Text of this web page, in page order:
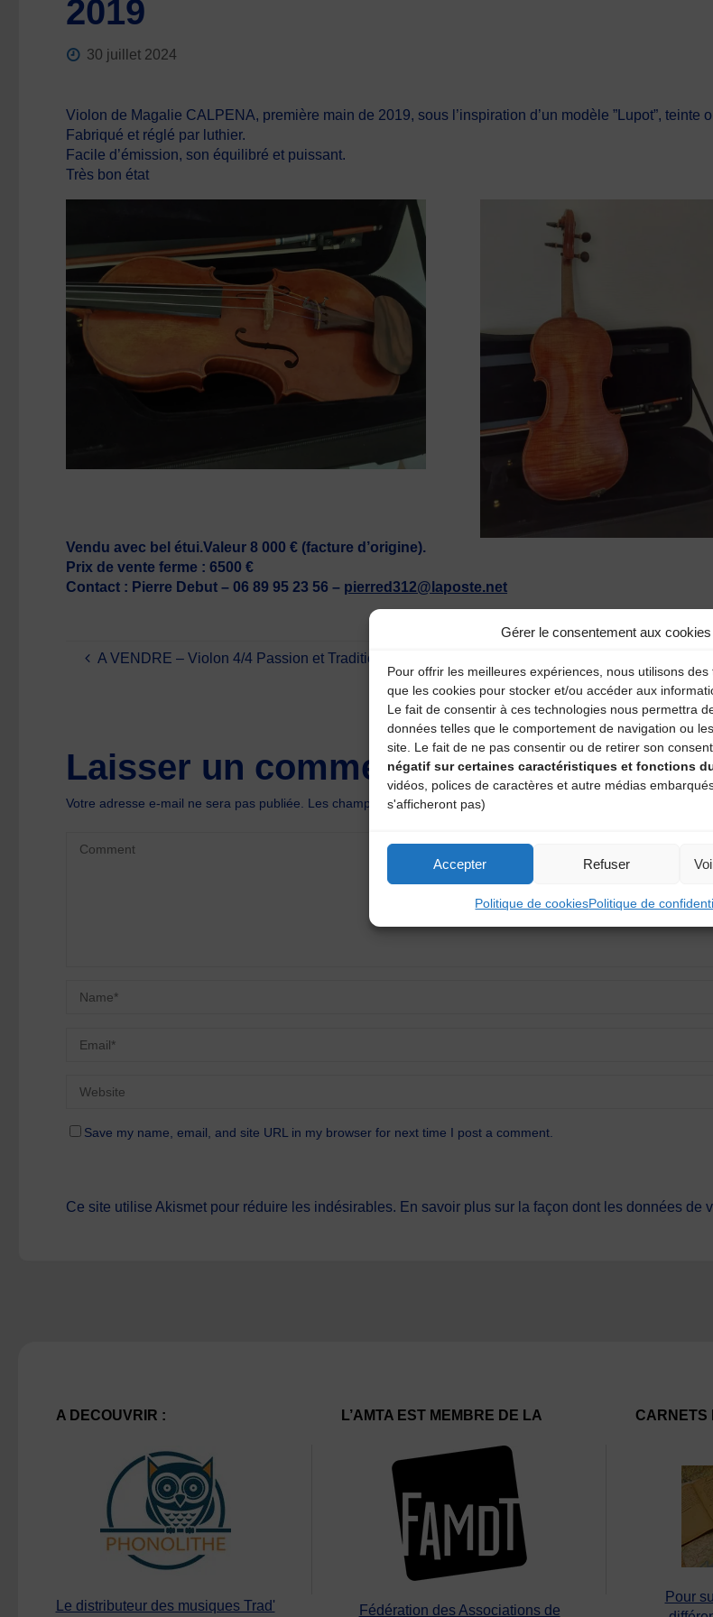
Gérer le consentement aux cookies
Pour offrir les meilleures expériences, nous utilisons
que les cookies pour stocker et/ou accéder aux
Le fait de consentir à ces technologies nous permettra
données telles que le comportement de navigation ou
site. Le fait de ne pas consentir ou de retirer son
négatif sur certaines caractéristiques et fonctions
vidéos, polices de caractères et autre médias
s'afficheront pas)
Accepter Refuser
Politique de cookiesPolitique de
2019
30 juillet 2024
Violon de Magalie CALPENA, première main de 2019, sous l’inspiration d’un modèle ”Lupot”, teinte
Fabriqué et réglé par luthier.
Facile d’émission, son équilibré et puissant.
Très bon état
Vendu avec bel étui.Valeur 8 000 € (facture d’origine).
Prix de vente ferme : 6500 €
Contact : Pierre Debut – 06 89 95 23 56 – pierred312@laposte.net
A VENDRE – Violon 4/4 Passion et Tradition première main
Laisser un commentaire
Votre adresse e-mail ne sera pas publiée. Les champs obligatoires sont indiqués avec
Save my name, email, and site URL in my browser for next time I post a comment.
Ce site utilise Akismet pour réduire les indésirables. En savoir plus sur la façon dont les données de
A DECOUVRIR :
Le distributeur des musiques Trad'
L’AMTA EST MEMBRE DE LA
Fédération des Associations de
CARNETS
Pour